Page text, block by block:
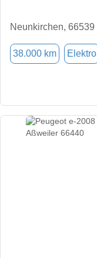
Neunkirchen, 66539
38.000 km Elektro